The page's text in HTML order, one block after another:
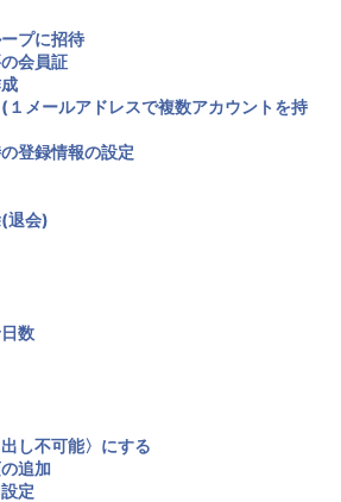
プに招待
会員証
１メールアドレスで複数アカウントを持
登録情報の設定
退会)
数
し不可能〉にする
追加
定